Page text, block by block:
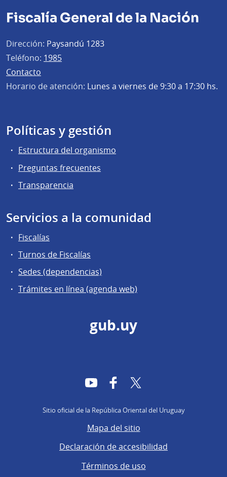
Fiscalía General de la Nación
Dirección: Paysandú 1283
Teléfono: 1985
Contacto
Horario de atención: Lunes a viernes de 9:30 a 17:30 hs.
Políticas y gestión
Estructura del organismo
Preguntas frecuentes
Transparencia
Servicios a la comunidad
Fiscalías
Turnos de Fiscalías
Sedes (dependencias)
Trámites en línea (agenda web)
gub.uy
YouTubeFacebook
Sitio oficial de la República Oriental del Uruguay
Mapa del sitio
Declaración de accesibilidad
Términos de uso